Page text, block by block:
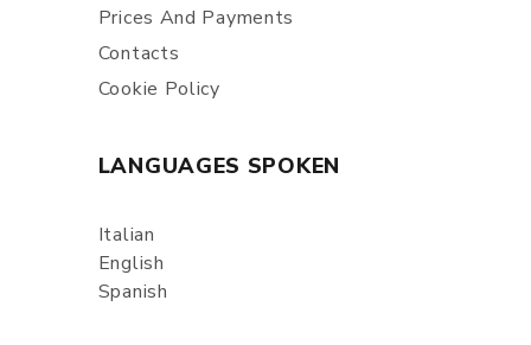
Prices And Payments
Contacts
Cookie Policy
LANGUAGES SPOKEN
Italian
English
Spanish